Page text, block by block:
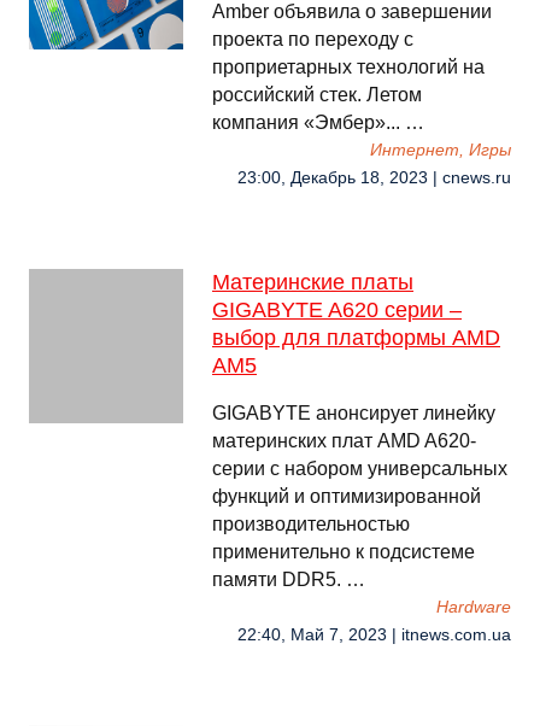
Amber объявила о завершении
проекта по переходу с
проприетарных технологий на
российский стек. Летом
компания «Эмбер»... …
Интернет, Игры
23:00, Декабрь 18, 2023 | cnews.ru
Материнские платы
GIGABYTE A620 серии –
выбор для платформы AMD
AM5
GIGABYTE анонсирует линейку
материнских плат AMD A620-
серии с набором универсальных
функций и оптимизированной
производительностью
применительно к подсистеме
памяти DDR5. …
Hardware
22:40, Май 7, 2023 | itnews.com.ua